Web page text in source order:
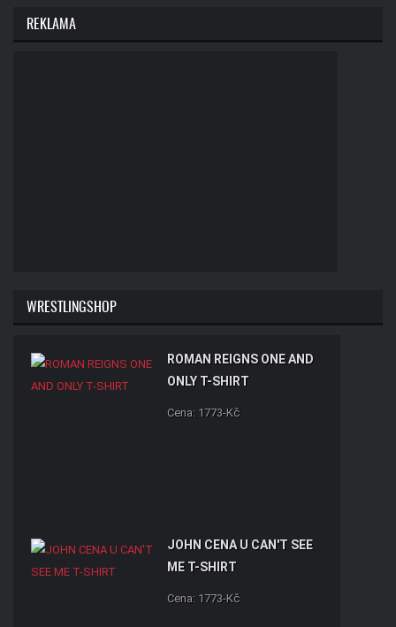
REKLAMA
WRESTLINGSHOP
ROMAN REIGNS ONE AND
ONLY T-SHIRT
Cena: 1773-Kč
JOHN CENA U CAN'T SEE
ME T-SHIRT
Cena: 1773-Kč